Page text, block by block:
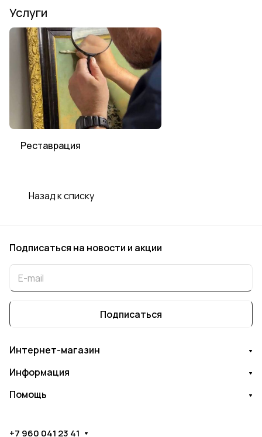
Услуги
Реставрация
Назад к списку
Подписаться на новости и акции
Подписаться
Интернет-магазин
Информация
Помощь
+7 960 041 23 41